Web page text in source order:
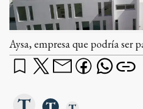
Aysa, empresa que podría ser